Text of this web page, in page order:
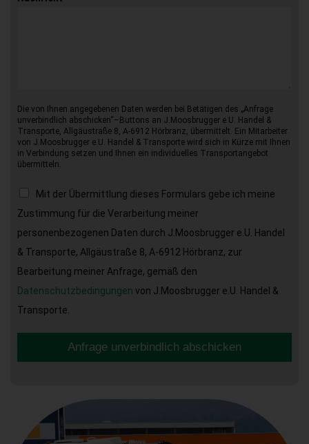
Die von Ihnen angegebenen Daten werden bei Betätigen des „Anfrage
unverbindlich abschicken“–Buttons an J.Moosbrugger e.U. Handel &
Transporte, Allgäustraße 8, A-6912 Hörbranz, übermittelt. Ein Mitarbeiter
von J.Moosbrugger e.U. Handel & Transporte wird sich in Kürze mit Ihnen
in Verbindung setzen und Ihnen ein individuelles Transportangebot
übermitteln.
Mit der Übermittlung dieses Formulars gebe ich meine
Zustimmung für die Verarbeitung meiner
personenbezogenen Daten durch J.Moosbrugger e.U. Handel
& Transporte, Allgäustraße 8, A-6912 Hörbranz, zur
Bearbeitung meiner Anfrage, gemäß den
Datenschutzbedingungen von J.Moosbrugger e.U. Handel &
Transporte.
Anfrage unverbindlich abschicken